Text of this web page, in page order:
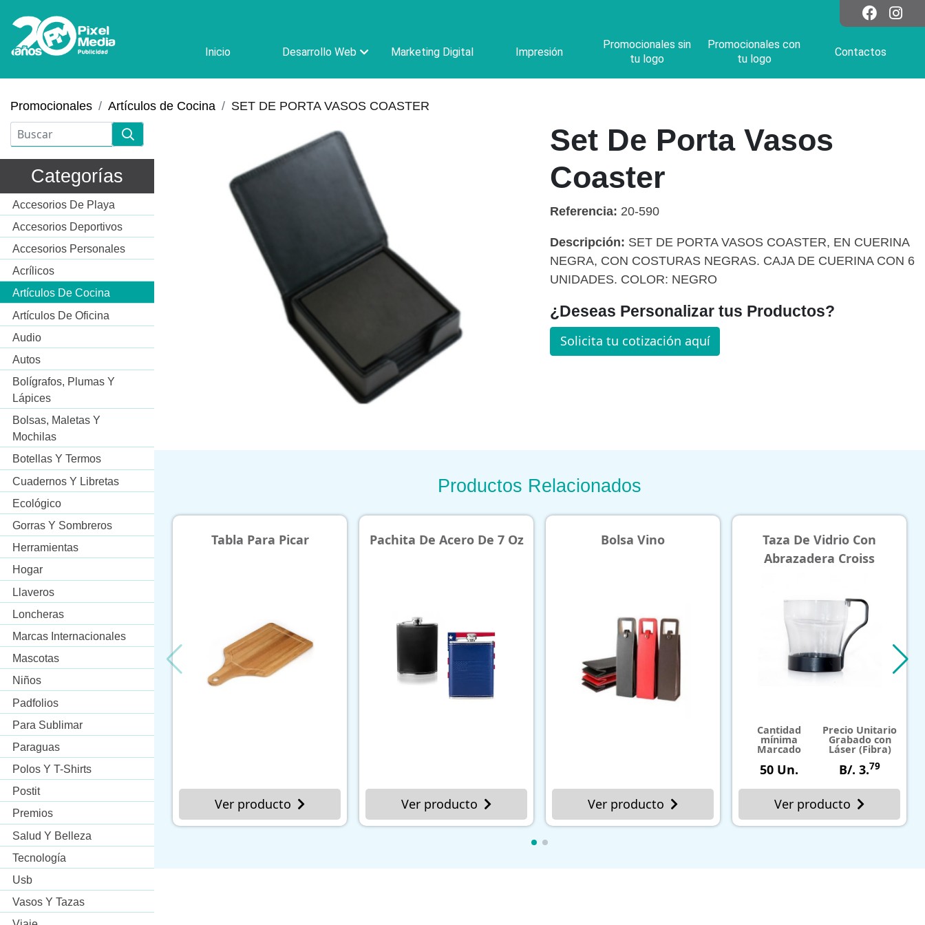
Inicio Desarrollo Web Marketing Digital Impresión
Promocionales sin
tu logo
Promocionales con
tu logo
Contactos
Promocionales Artículos de Cocina SET DE PORTA VASOS COASTER
Categorías
Accesorios De Playa
Accesorios Deportivos
Accesorios Personales
Acrílicos
Artículos De Cocina
Artículos De Oficina
Audio
Autos
Bolígrafos, Plumas Y
Lápices
Bolsas, Maletas Y
Mochilas
Botellas Y Termos
Cuadernos Y Libretas
Ecológico
Gorras Y Sombreros
Herramientas
Hogar
Llaveros
Loncheras
Marcas Internacionales
Mascotas
Niños
Padfolios
Para Sublimar
Paraguas
Polos Y T-Shirts
Postit
Premios
Salud Y Belleza
Tecnología
Usb
Vasos Y Tazas
Set De Porta Vasos
Coaster
Referencia: 20-590
Descripción: SET DE PORTA VASOS COASTER, EN CUERINA
NEGRA, CON COSTURAS NEGRAS. CAJA DE CUERINA CON 6
UNIDADES. COLOR: NEGRO
¿Deseas Personalizar tus Productos?
Solicita tu cotización aquí
Productos Relacionados
Tabla Para Picar
Ver producto
Pachita De Acero De 7 Oz
Ver producto
Bolsa Vino
Ver producto
Taza De Vidrio Con
Precio Unitario
Grabado con
Láser (Fibra)
Ver producto
Bolsa De Yute
Ver producto